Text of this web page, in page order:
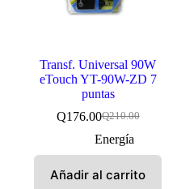
Transf. Universal 90W
eTouch YT-90W-ZD 7
puntas
Q210.00
El
precio
Q210.00.
Q176.00El
precio
Q176.00.
Energía
Añadir al carrito